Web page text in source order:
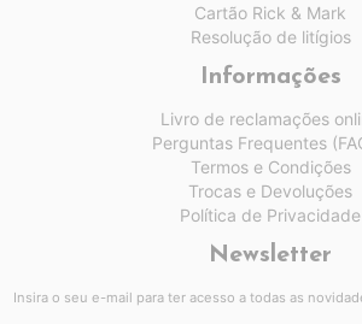
Cartão Rick & Mark
Resolução de litígios
Informações
Livro de reclamações
Perguntas Frequentes
Termos e Condições
Trocas e Devoluções
Política de Privacidade
Newsletter
Insira o seu e-mail para ter acesso a todas as